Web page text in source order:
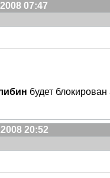
07:47
будет
20:52